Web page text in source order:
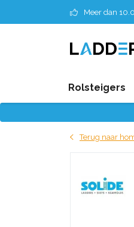
Meer dan
Rolsteigers
Terug naar